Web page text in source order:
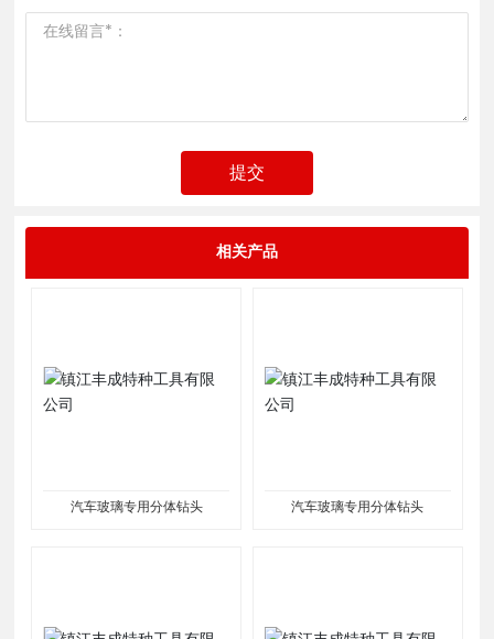
提交
相关产品
汽车玻璃专用分体钻头 汽车玻璃专用分体钻头